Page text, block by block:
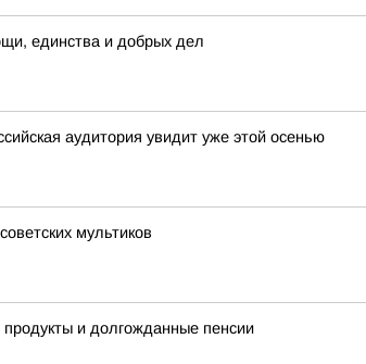
единства и добрых дел
аудитория увидит уже этой осенью
мультиков
и долгожданные пенсии